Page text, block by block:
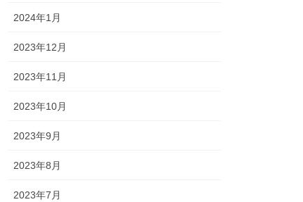
2024年1月
2023年12月
2023年11月
2023年10月
2023年9月
2023年8月
2023年7月